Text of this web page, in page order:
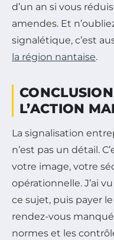
d’un an si vous
amendes. Et
signalétique, c’est
la région nantaise.
L’ACTION
La signalisation
n’est pas un détail.
votre image, votre
opérationnelle. J’ai
ce sujet, puis payer
rendez-vous
normes et les